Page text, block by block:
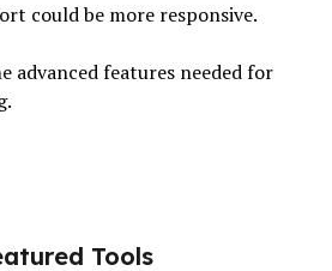
could be more responsive.
advanced features needed for
Tools